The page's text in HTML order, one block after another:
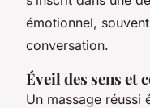
émotionnel,
conversation.
Éveil des sens et
Un massage réussi